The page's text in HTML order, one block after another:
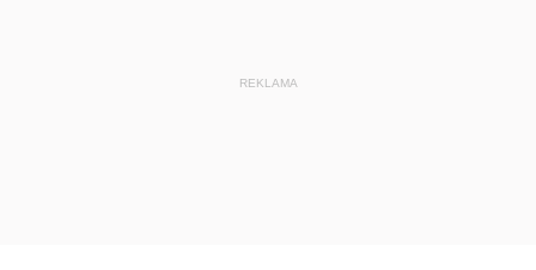
REKLAMA